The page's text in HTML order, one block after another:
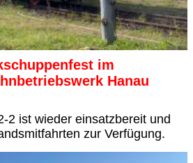
im
Hanau
2 ist wieder einsatzbereit und
zur Verfügung.